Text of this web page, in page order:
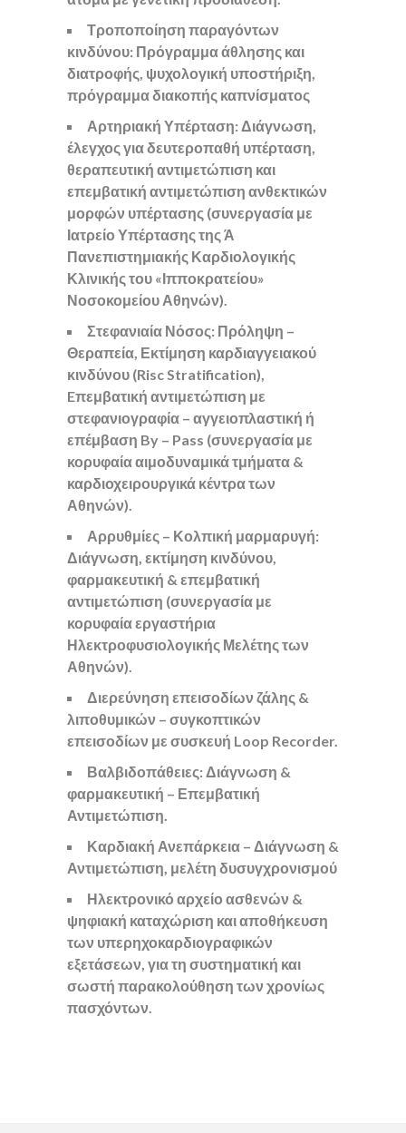
Τροποποίηση παραγόντων
κινδύνου: Πρόγραμμα άθλησης και
διατροφής, ψυχολογική υποστήριξη,
πρόγραμμα διακοπής καπνίσματος
Αρτηριακή Υπέρταση: Διάγνωση,
έλεγχος για δευτεροπαθή υπέρταση,
θεραπευτική αντιμετώπιση και
επεμβατική αντιμετώπιση ανθεκτικών
μορφών υπέρτασης (συνεργασία με
Ιατρείο Υπέρτασης της Ά
Πανεπιστημιακής Καρδιολογικής
Κλινικής του «Ιπποκρατείου»
Νοσοκομείου Αθηνών).
Στεφανιαία Νόσος: Πρόληψη –
Θεραπεία, Εκτίμηση καρδιαγγειακού
κινδύνου (Risc Stratification),
Eπεμβατική αντιμετώπιση με
στεφανιογραφία – αγγειοπλαστική ή
επέμβαση By – Pass (συνεργασία με
κορυφαία αιμοδυναμικά τμήματα &
καρδιοχειρουργικά κέντρα των
Αθηνών).
Αρρυθμίες – Κολπική μαρμαρυγή:
Διάγνωση, εκτίμηση κινδύνου,
φαρμακευτική & επεμβατική
αντιμετώπιση (συνεργασία με
κορυφαία εργαστήρια
Ηλεκτροφυσιολογικής Μελέτης των
Αθηνών).
Διερεύνηση επεισοδίων ζάλης &
λιποθυμικών – συγκοπτικών
επεισοδίων με συσκευή Loop Recorder.
Βαλβιδοπάθειες: Διάγνωση &
φαρμακευτική – Επεμβατική
Αντιμετώπιση.
Καρδιακή Ανεπάρκεια – Διάγνωση &
Αντιμετώπιση, μελέτη δυσυγχρονισμού
Ηλεκτρονικό αρχείο ασθενών &
ψηφιακή καταχώριση και αποθήκευση
των υπερηχοκαρδιογραφικών
εξετάσεων, για τη συστηματική και
σωστή παρακολούθηση των χρονίως
πασχόντων.